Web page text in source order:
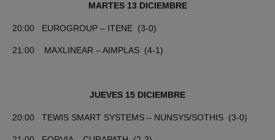
MARTES 13 DICIEMBRE
20:00 EUROGROUP – ITENE (3-0)
21:00 MAXLINEAR – AIMPLAS (4-1)
JUEVES 15 DICIEMBRE
20:00 TEWIS SMART SYSTEMS – NUNSYS/SOTHIS (3-0)